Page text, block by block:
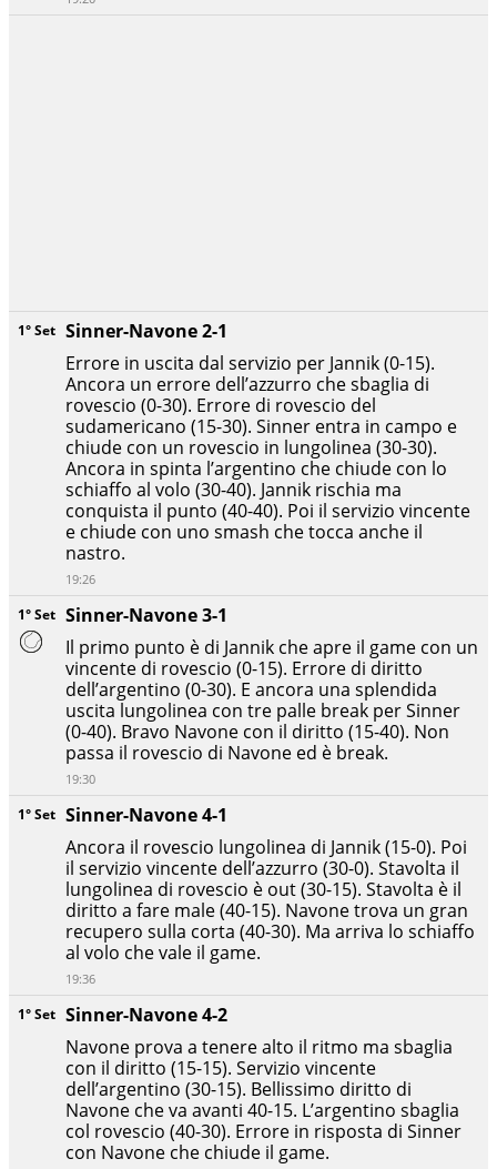
1° Set Sinner-Navone 4-2
Navone prova a tenere alto il ritmo ma sbaglia
con il diritto (15-15). Servizio vincente
dell’argentino (30-15). Bellissimo diritto di
Navone che va avanti 40-15. L’argentino sbaglia
col rovescio (40-30). Errore in risposta di Sinner
con Navone che chiude il game.
1° Set Sinner-Navone 4-1
Ancora il rovescio lungolinea di Jannik (15-0). Poi
il servizio vincente dell’azzurro (30-0). Stavolta il
lungolinea di rovescio è out (30-15). Stavolta è il
diritto a fare male (40-15). Navone trova un gran
recupero sulla corta (40-30). Ma arriva lo schiaffo
al volo che vale il game.
19:36
1° Set Sinner-Navone 3-1
Il primo punto è di Jannik che apre il game con un
vincente di rovescio (0-15). Errore di diritto
dell’argentino (0-30). E ancora una splendida
uscita lungolinea con tre palle break per Sinner
(0-40). Bravo Navone con il diritto (15-40). Non
passa il rovescio di Navone ed è break.
19:30
1° Set Sinner-Navone 2-1
Errore in uscita dal servizio per Jannik (0-15).
Ancora un errore dell’azzurro che sbaglia di
rovescio (0-30). Errore di rovescio del
sudamericano (15-30). Sinner entra in campo e
chiude con un rovescio in lungolinea (30-30).
Ancora in spinta l’argentino che chiude con lo
schiaffo al volo (30-40). Jannik rischia ma
conquista il punto (40-40). Poi il servizio vincente
e chiude con uno smash che tocca anche il
nastro.
19:26